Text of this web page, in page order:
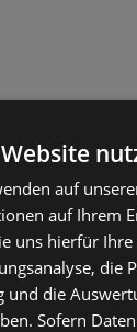
auf
auf Ihrem
uns hierfür
die
und die
Sofern